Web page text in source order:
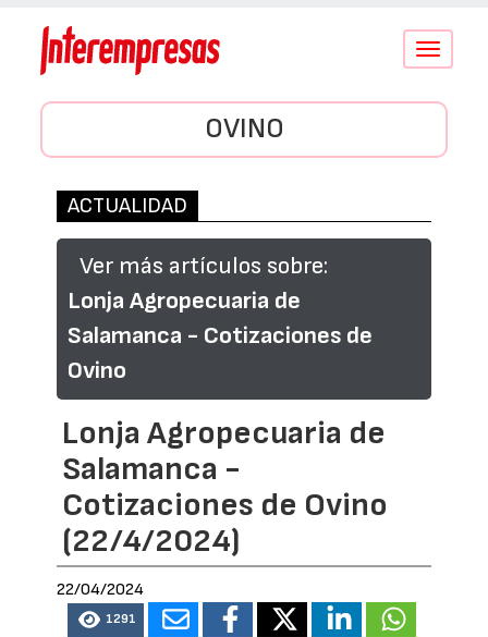
Conmutar
OVINO
ACTUALIDAD
Ver más artículos sobre:
Lonja Agropecuaria de
Salamanca - Cotizaciones de
Ovino
Lonja Agropecuaria de
Salamanca -
Cotizaciones de Ovino
(22/4/2024)
22/04/2024
1291